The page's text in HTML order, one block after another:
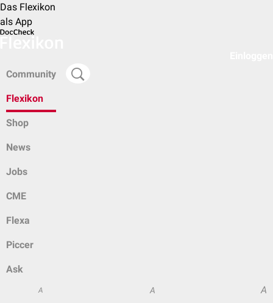
Das Flexikon
als App
Community
Flexikon
Shop
News
Jobs
CME
Flexa
Piccer
Ask
A A A